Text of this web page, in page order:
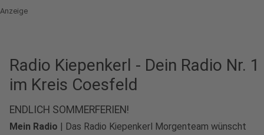
Anzeige
Radio Kiepenkerl - Dein Radio Nr. 1
im Kreis Coesfeld
ENDLICH SOMMERFERIEN!
Mein Radio | Das Radio Kiepenkerl Morgenteam wünscht